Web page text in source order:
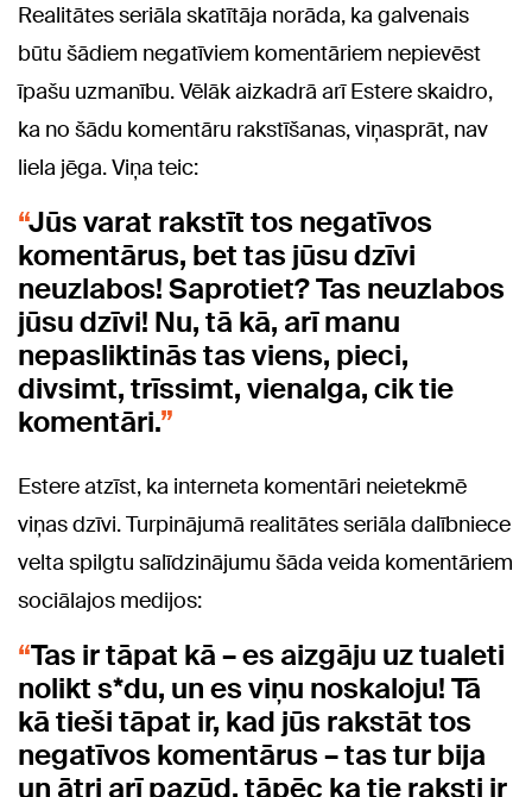
Realitātes seriāla skatītāja norāda, ka galvenais
būtu šādiem negatīviem komentāriem nepievēst
īpašu uzmanību. Vēlāk aizkadrā arī Estere skaidro,
ka no šādu komentāru rakstīšanas, viņasprāt, nav
liela jēga. Viņa teic:
Jūs varat rakstīt tos negatīvos
komentārus, bet tas jūsu dzīvi
neuzlabos! Saprotiet? Tas neuzlabos
jūsu dzīvi! Nu, tā kā, arī manu
nepasliktinās tas viens, pieci,
divsimt, trīssimt, vienalga, cik tie
komentāri.
Estere atzīst, ka interneta komentāri neietekmē
viņas dzīvi. Turpinājumā realitātes seriāla dalībniece
velta spilgtu salīdzinājumu šāda veida komentāriem
sociālajos medijos:
Tas ir tāpat kā – es aizgāju uz tualeti
nolikt s*du, un es viņu noskaloju! Tā
kā tieši tāpat ir, kad jūs rakstāt tos
negatīvos komentārus – tas tur bija
un ātri arī pazūd, tāpēc ka tie raksti ir